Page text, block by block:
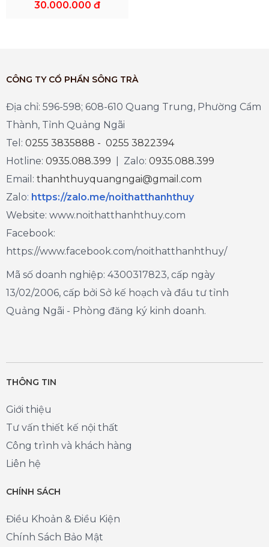
30.000.000 đ
CÔNG TY CỔ PHẦN SÔNG TRÀ
Địa chỉ: 596-598; 608-610 Quang Trung, Phường Cẩm
Thành, Tỉnh Quảng Ngãi
Tel: 0255 3835888 - 0255 3822394
Hotline: 0935.088.399 | Zalo: 0935.088.399
Email: thanhthuyquangngai@gmail.com
Zalo: https://zalo.me/noithatthanhthuy
Website: www.noithatthanhthuy.com
Facebook:
https://www.facebook.com/noithatthanhthuy/
Mã số doanh nghiệp: 4300317823, cấp ngày
13/02/2006, cấp bởi Sở kế hoạch và đầu tư tỉnh
Quảng Ngãi - Phòng đăng ký kinh doanh.
THÔNG TIN
Giới thiệu
Tư vấn thiết kế nội thất
Công trình và khách hàng
Liên hệ
CHÍNH SÁCH
Điều Khoản & Điều Kiện
Chính Sách Bảo Mật